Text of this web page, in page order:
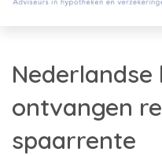
Nederlandse
ontvangen
spaarrente